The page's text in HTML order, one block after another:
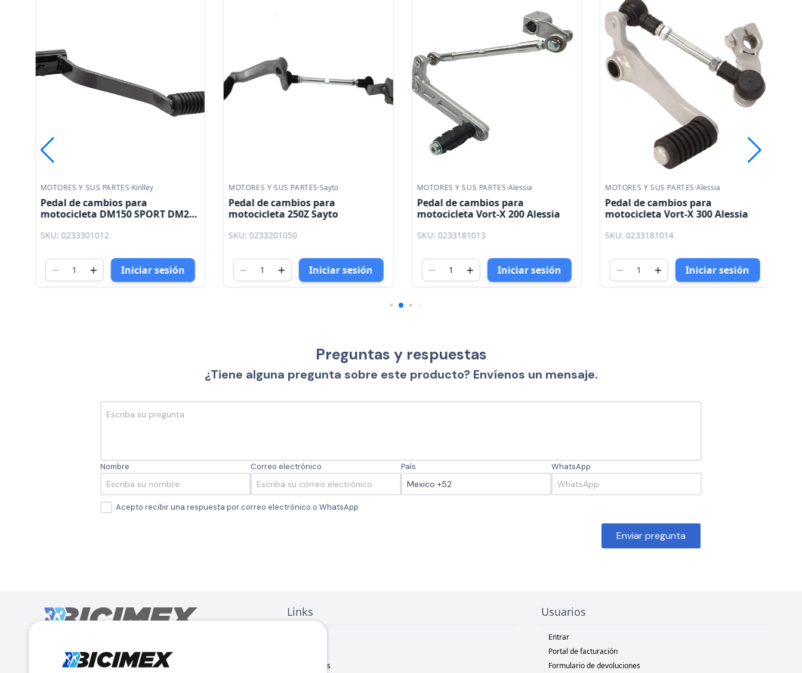
MOTORES Y SUS PARTES·Kinlley
Pedal de cambios para
motocicleta DM150 SPORT DM200
SKU: 0233301012
Iniciar sesión
MOTORES Y SUS PARTES·Sayto
Pedal de cambios para
motocicleta 250Z Sayto
SKU: 0233201050
Iniciar sesión
MOTORES Y SUS PARTES·Alessia
Pedal de cambios para
motocicleta Vort-X 200 Alessia
SKU: 0233181013
Iniciar sesión
MOTORES Y SUS PARTES·Alessia
Pedal de cambios para
motocicleta Vort-X 300 Alessia
SKU: 0233181014
Iniciar sesión
Preguntas y respuestas
¿Tiene alguna pregunta sobre este producto? Envíenos un mensaje.
Nombre Correo electrónico País WhatsApp
Acepto recibir una respuesta por correo electrónico o WhatsApp
Enviar pregunta
Calle Lago Müritz No. 30 Col. Mariano Escobedo,
Links
Sucursales
Usuarios
Entrar
Portal de facturación
Formulario de devoluciones